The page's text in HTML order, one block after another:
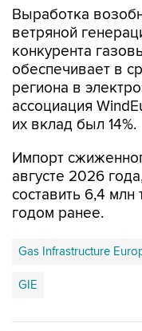
Выработка
ветряной
конкурента
обеспечивает в
региона в
ассоциация
их вклад был 14%.
Импорт
августе 2026
составить 6,4 млн
годом ранее.
Gas Infrastructure
GIE